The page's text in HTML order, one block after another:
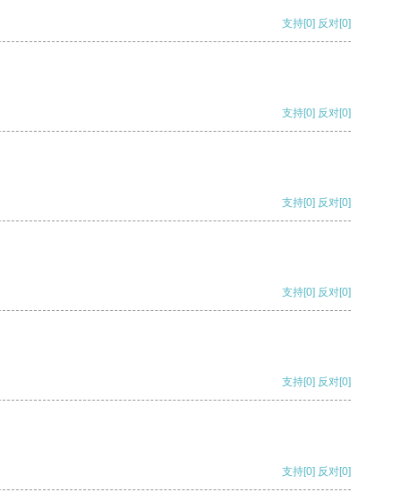
支持[0] 反对[0]
支持[0] 反对[0]
支持[0] 反对[0]
支持[0] 反对[0]
支持[0] 反对[0]
支持[0] 反对[0]